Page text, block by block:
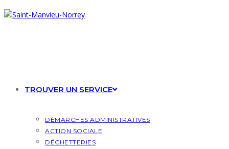
Skip
to
TROUVER UN SERVICE
DÉMARCHES ADMINISTRATIVES
ACTION SOCIALE
DÉCHETTERIES